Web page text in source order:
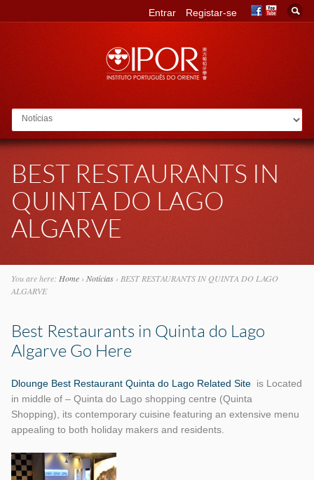
Go to:
Entrar Registar-se
BEST RESTAURANTS IN
QUINTA DO LAGO
ALGARVE
You are here: Home› Notícias› BEST RESTAURANTS IN QUINTA DO LAGO
ALGARVE
Best Restaurants in Quinta do Lago
Algarve Go Here
Dlounge Best Restaurant Quinta do Lago Related Siteis Located
in middle of – Quinta do Lago shopping centre (Quinta
Shopping), its contemporary cuisine featuring an extensive menu
appealing to both holiday makers and residents.